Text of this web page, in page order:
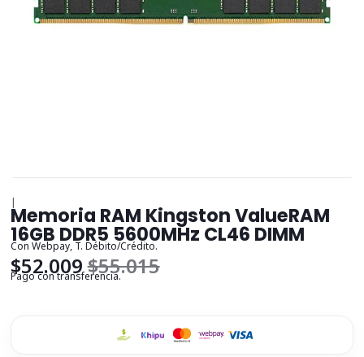
|
Memoria RAM Kingston ValueRAM
16GB DDR5 5600MHz CL46 DIMM
Con Webpay, T. Débito/Crédito.
$52.009$55.015
Pago con transferencia.